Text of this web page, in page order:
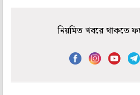
নিয়মিত খবরে থাকতে